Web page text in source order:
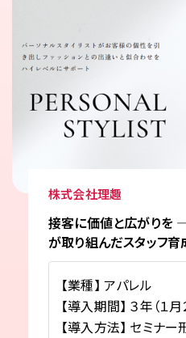
株式会社理趣
接客に価値と広がりを
が取り組んだスタッフ
【業種】 アパレル
【導入期間】 ３年（１
【導入方法】 セミナー